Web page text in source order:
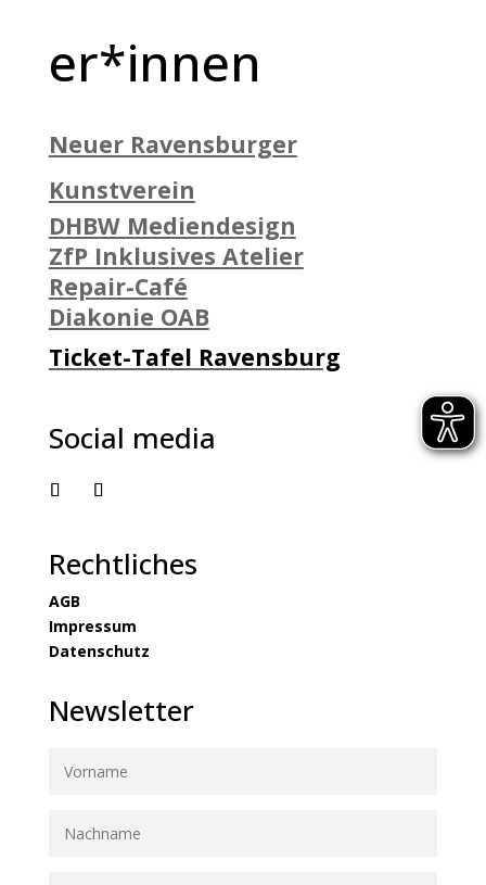
er*innen
Neuer Ravensburger
Kunstverein
DHBW Mediendesign
ZfP Inklusives Atelier
Repair-Café
Diakonie OAB
Ticket-Tafel Ravensburg
Social media
Rechtliches
AGB
Impressum
Datenschutz
Newsletter